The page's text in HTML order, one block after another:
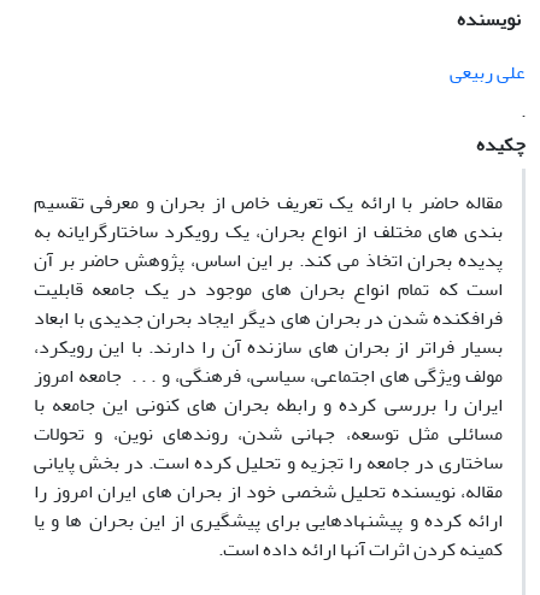
نویسنده
علی ربیعی
.
چکیده
مقاله حاضر با ارائه یک تعریف خاص از بحران و معرفی تقسیم
بندی های مختلف از انواع بحران، یک رویکرد ساختارگرایانه به
پدیده بحران اتخاذ می کند. بر این اساس، پژوهش حاضر بر آن
است که تمام انواع بحران های موجود در یک جامعه قابلیت
فرافکنده شدن در بحران های دیگر ایجاد بحران جدیدی با ابعاد
بسیار فراتر از بحران های سازنده آن را دارند. با این رویکرد،
مولف ویژگی های اجتماعی، سیاسی، فرهنگی، و . . . جامعه امروز
ایران را بررسی کرده و رابطه بحران های کنونی این جامعه با
مسائلی مثل توسعه، جهانی شدن، روندهای نوین، و تحولات
ساختاری در جامعه را تجزیه و تحلیل کرده است. در بخش پایانی
مقاله، نویسنده تحلیل شخصی خود از بحران های ایران امروز را
ارائه کرده و پیشنهادهایی برای پیشگیری از این بحران ها و یا
کمینه کردن اثرات آنها ارائه داده است.